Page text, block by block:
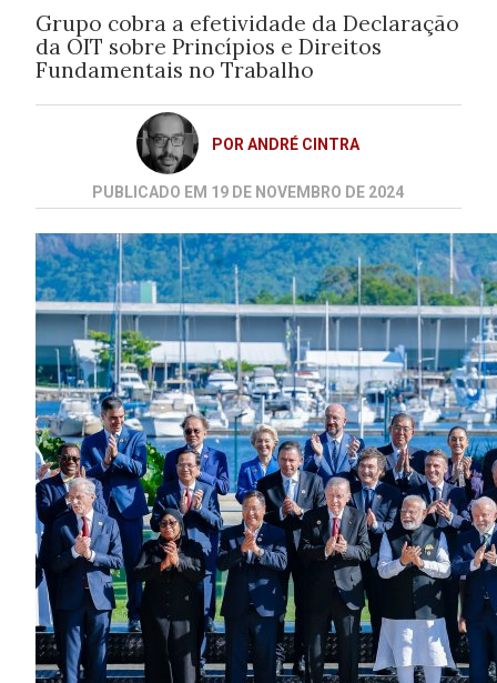
Grupo cobra a efetividade da Declaração
da OIT sobre Princípios e Direitos
Fundamentais no Trabalho
POR ANDRÉ CINTRA
PUBLICADO EM 19 DE NOVEMBRO DE 2024